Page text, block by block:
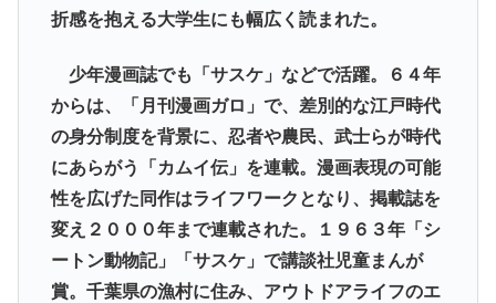
折感を抱える大学生にも幅広く読まれた。
少年漫画誌でも「サスケ」などで活躍。６４年
からは、「月刊漫画ガロ」で、差別的な江戸時代
の身分制度を背景に、忍者や農民、武士らが時代
にあらがう「カムイ伝」を連載。漫画表現の可能
性を広げた同作はライフワークとなり、掲載誌を
変え２０００年まで連載された。１９６３年「シ
ートン動物記」「サスケ」で講談社児童まんが
賞。千葉県の漁村に住み、アウトドアライフのエ